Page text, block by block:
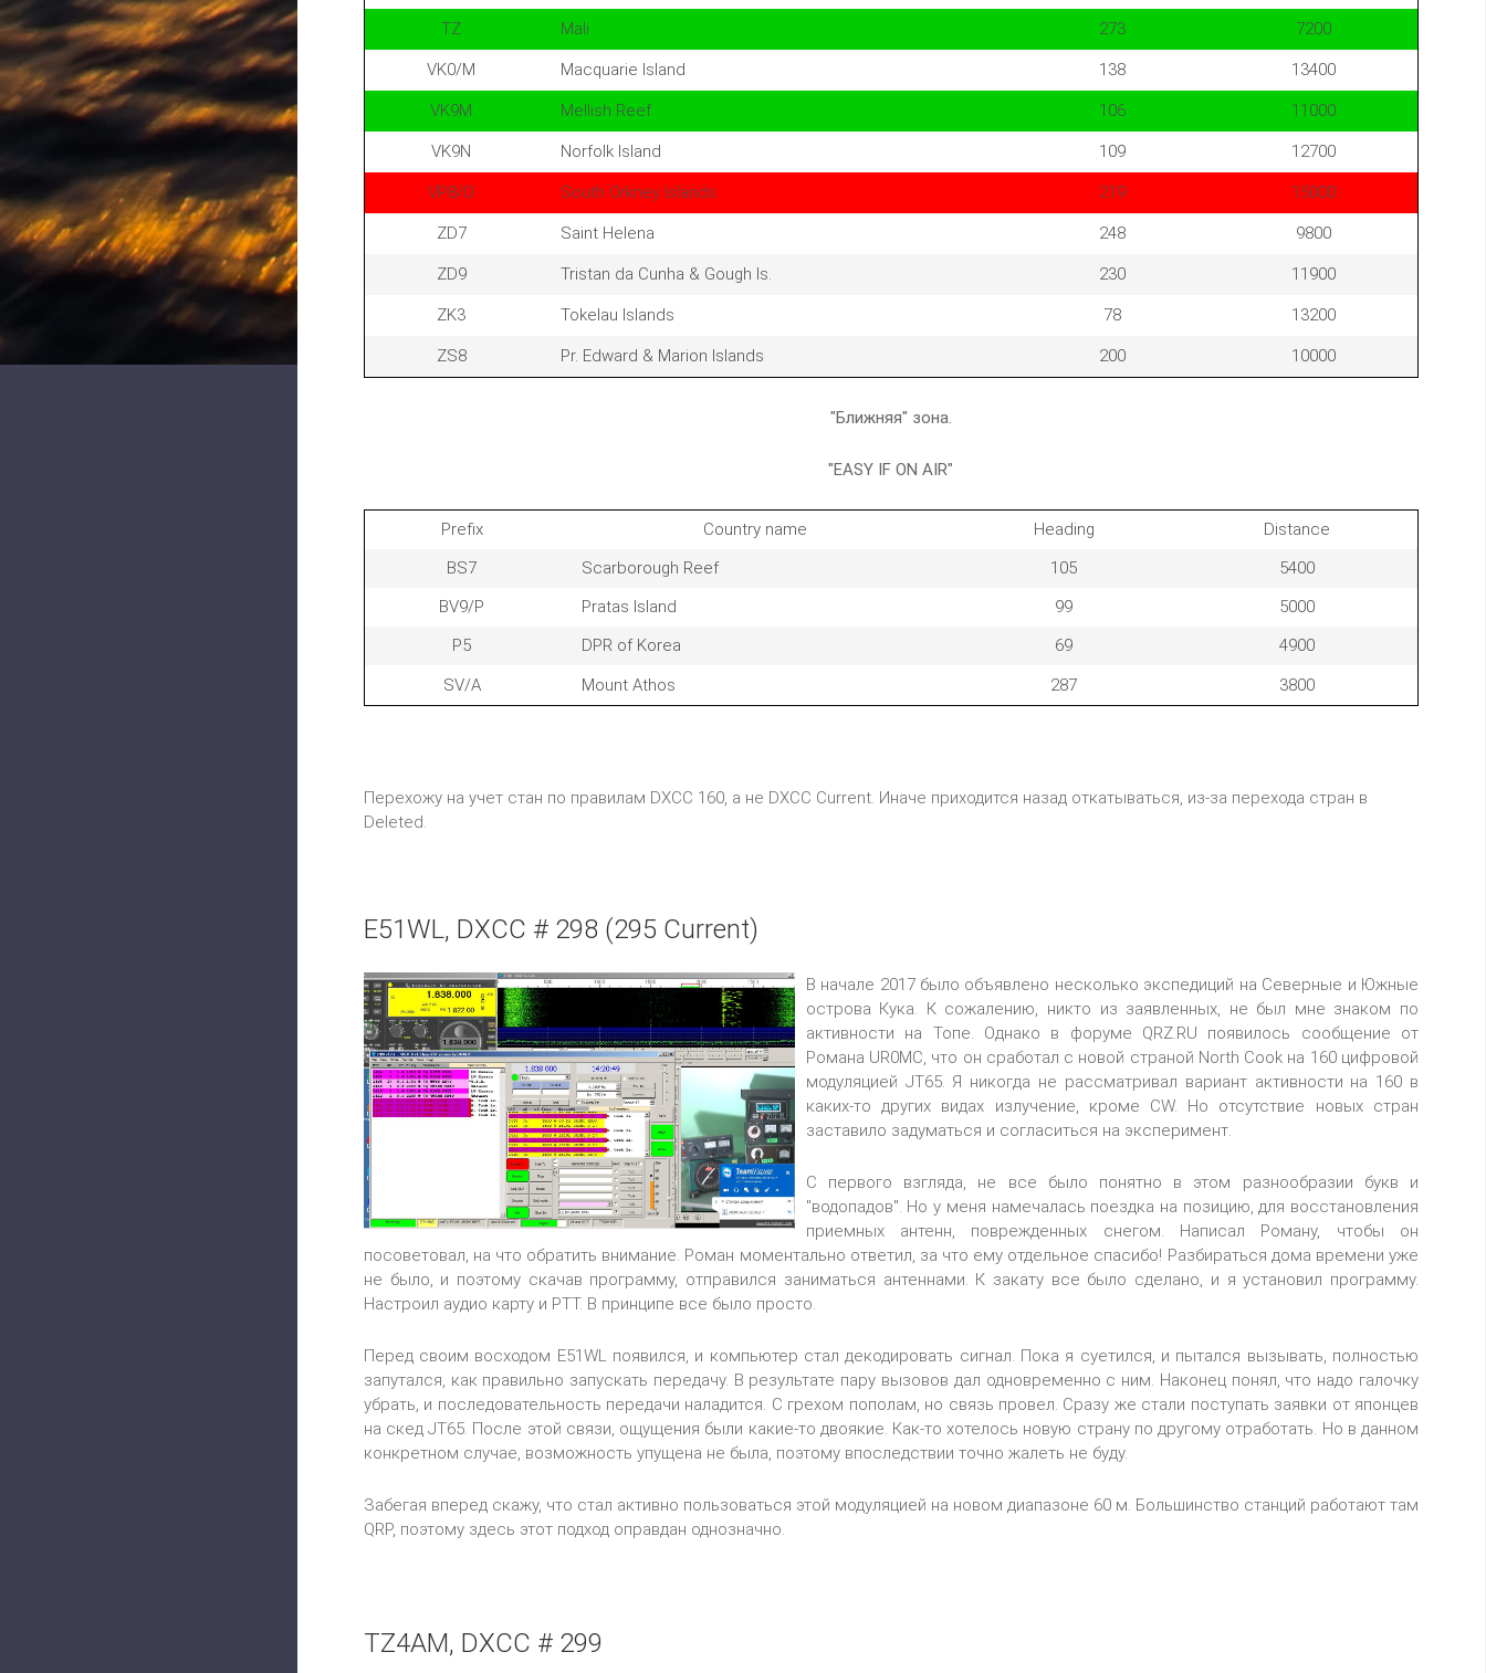
TZ Mali 273 7200
VK0/M Macquarie Island 138 13400
VK9M Mellish Reef 106 11000
VK9N Norfolk Island 109 12700
VP8/O South Orkney Islands 219 15000
ZD7 Saint Helena 248 9800
ZD9 Tristan da Cunha & Gough Is. 230 11900
ZK3 Tokelau Islands 78 13200
ZS8 Pr. Edward & Marion Islands 200 10000
"Ближняя" зона.
"EASY IF ON AIR"
Prefix Country name Heading
Distance
BS7
Scarborough Reef 105
5400
BV9/P
Pratas Island 99
5000
P5
DPR of Korea 69
4900
SV/A
Mount Athos 287 3800
Перехожу на учет стан по правилам DXCC 160, а не DXCC Current. Иначе приходится назад откатываться, из-за перехода стран в
Deleted.
E51WL, DXCC # 298 (295 Current)
В начале 2017 было объявлено несколько экспедиций на Северные и Южные
острова Кука. К сожалению, никто из заявленных, не был мне знаком по
активности на Топе. Однако в форуме QRZ.RU появилось сообщение от
Романа UR0MC, что он сработал с новой страной North Cook на 160 цифровой
модуляцией JT65. Я никогда не рассматривал вариант активности на 160 в
каких-то других видах излучение, кроме CW. Но отсутствие новых стран
заставило задуматься и согласиться на эксперимент.
С первого взгляда, не все было понятно в этом разнообразии букв и
"водопадов". Но у меня намечалась поездка на позицию, для восстановления
приемных антенн, поврежденных снегом. Написал Роману, чтобы он
посоветовал, на что обратить внимание. Роман моментально ответил, за что ему отдельное спасибо! Разбираться дома времени уже
не было, и поэтому скачав программу, отправился заниматься антеннами. К закату все было сделано, и я установил программу.
Настроил аудио карту и PTT. В принципе все было просто.
Перед своим восходом E51WL появился, и компьютер стал декодировать сигнал. Пока я суетился, и пытался вызывать, полностью
запутался, как правильно запускать передачу. В результате пару вызовов дал одновременно с ним. Наконец понял, что надо галочку
убрать, и последовательность передачи наладится. С грехом пополам, но связь провел. Сразу же стали поступать заявки от японцев
на скед JT65. После этой связи, ощущения были какие-то двоякие. Как-то хотелось новую страну по другому отработать. Но в данном
конкретном случае, возможность упущена не была, поэтому впоследствии точно жалеть не буду.
Забегая вперед скажу, что стал активно пользоваться этой модуляцией на новом диапазоне 60 м. Большинство станций работают там
QRP, поэтому здесь этот подход оправдан однозначно.
TZ4AM, DXCC # 299